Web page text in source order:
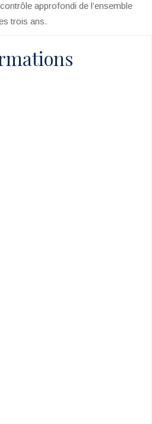
contrôle approfondi de l’ensemble
trois ans.